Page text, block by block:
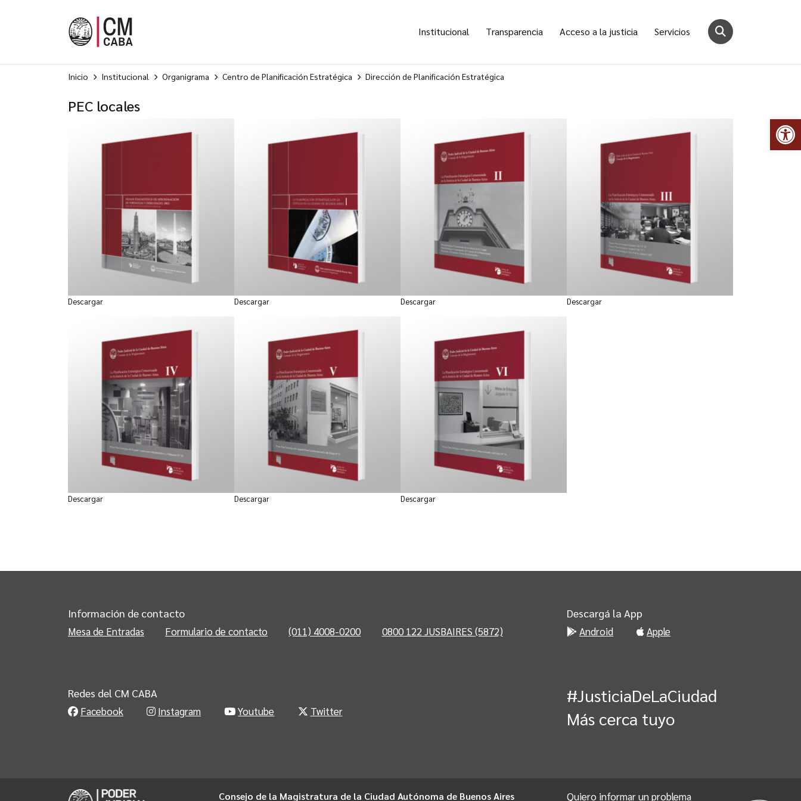
Institucional Transparencia Acceso a la justicia Servicios
Inicio Institucional Organigrama Centro de Planificación Estratégica Dirección de Planificación Estratégica
PEC locales
Descargar Descargar Descargar Descargar
Descargar Descargar Descargar
Información de contacto
Mesa de Entradas Formulario de contacto (011) 4008-0200 0800 122 JUSBAIRES (5872)
Descargá la App
Android Apple
Redes del CM CABA
Facebook Instagram Youtube Twitter
#JusticiaDeLaCiudad
Más cerca tuyo
Consejo de la Magistratura de la Ciudad Autónoma de Buenos Aires Quiero informar un problema